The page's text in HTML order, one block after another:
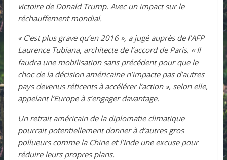
victoire de Donald Trump. Avec un impact sur le
réchauffement mondial.
« C’est plus grave qu’en 2016 », a jugé auprès de l’AFP
Laurence Tubiana, architecte de l’accord de Paris. « Il
faudra une mobilisation sans précédent pour que le
choc de la décision américaine n’impacte pas d’autres
pays devenus réticents à accélérer l’action », selon elle,
appelant l’Europe à s’engager davantage.
Un retrait américain de la diplomatie climatique
pourrait potentiellement donner à d’autres gros
pollueurs comme la Chine et l’Inde une excuse pour
réduire leurs propres plans.